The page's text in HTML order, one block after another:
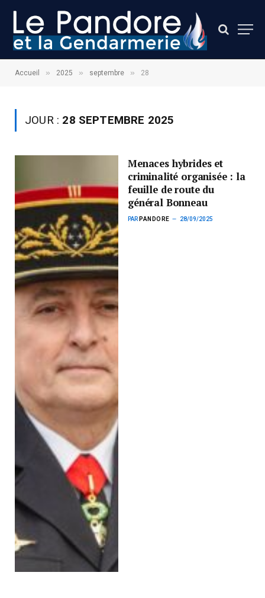
Accueil » 2025 » septembre » 28
JOUR : 28 SEPTEMBRE 2025
Menaces hybrides et
criminalité organisée : la
feuille de route du
général Bonneau
PAR PANDORE 28/09/2025